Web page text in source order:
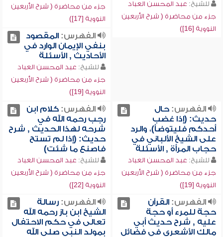
للشيخ: عبد المحسن العباد
جزء من محاضرة ( شرح الأربعين
النووية [16])
جزء من محاضرة ( شرح الأربعين
النووية [17])
الفهرس:المقصود
بنفي الإيمان الوارد في
الأحاديث , الأسئلة
للشيخ: عبد المحسن العباد
جزء من محاضرة ( شرح الأربعين
النووية [19])
الفهرس:حال
حديث: (إذا غضب
أحدكم فليتوضأ)، والرد
على الشيخ الألباني في
حجاب المرأة , الأسئلة
للشيخ: عبد المحسن العباد
جزء من محاضرة ( شرح الأربعين
النووية [19])
الفهرس:كلام ابن
رجب رحمه الله في
شرحه لهذا الحديث , شرح
حديث: (إذا لم تستح
فاصنع ما شئت)
للشيخ: عبد المحسن العباد
جزء من محاضرة ( شرح الأربعين
النووية [22])
الفهرس:القرآن
حجة للمرء أو حجة
عليه , شرح حديث أبي
مالك الأشعري في فضائل
الفهرس:رسالة
الشيخ ابن باز رحمه الله
تعالى في حكم الاحتفال
بمولد النبي صلى الله